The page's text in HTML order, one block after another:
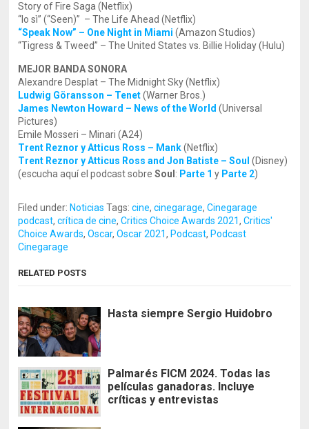
Story of Fire Saga (Netflix)
“Io sì” (“Seen)” – The Life Ahead (Netflix)
“Speak Now” – One Night in Miami (Amazon Studios)
“Tigress & Tweed” – The United States vs. Billie Holiday (Hulu)
MEJOR BANDA SONORA
Alexandre Desplat – The Midnight Sky (Netflix)
Ludwig Göransson – Tenet(Warner Bros.)
James Newton Howard – News of the World (Universal
Pictures)
Emile Mosseri – Minari (A24)
Trent Reznor y Atticus Ross – Mank(Netflix)
Trent Reznor y Atticus Ross and Jon Batiste – Soul (Disney)
(escucha aquí el podcast sobreSoul : Parte 1 y Parte 2)
Filed under: Noticias Tags:cine,cinegarage,Cinegarage
podcast,crítica de cine,Critics Choice Awards 2021,Critics'
Choice Awards,Oscar,Oscar 2021, Podcast, Podcast
Cinegarage
RELATED POSTS
Hasta siempre Sergio Huidobro
Palmarés FICM 2024. Todas las
películas ganadoras. Incluye
críticas y entrevistas